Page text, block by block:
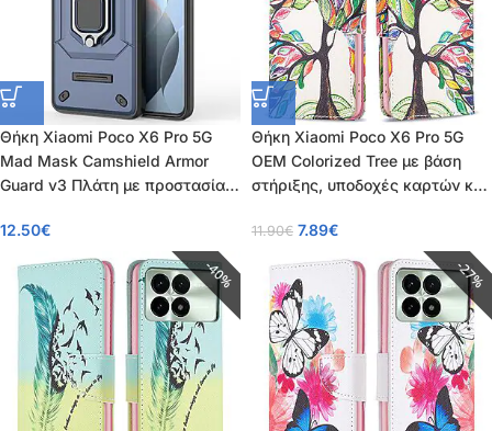
Θήκη Xiaomi Poco X6 Pro 5G
Mad Mask Camshield Armor
Guard v3 Πλάτη με προστασία
Βάση στήριξης από σκλήρό
Premium TPU μπλε
12.50€
Θήκη Xiaomi Poco X6 Pro 5G
OEM Colorized Tree με βάση
στήριξης, υποδοχές καρτών και
από συνθετικό δέρμα και TPU
11.90€ 7.89€
40% 27%